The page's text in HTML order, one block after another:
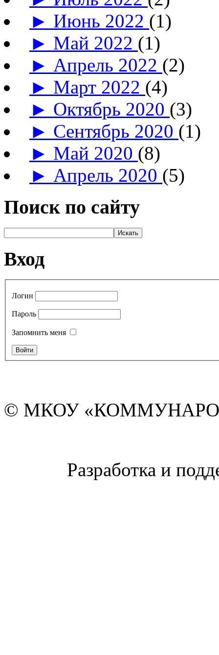
► Июнь 2022 (1)
► Май 2022 (1)
► Апрель 2022 (2)
► Март 2022 (4)
► Октябрь 2020 (3)
► Сентябрь 2020 (1)
► Май 2020 (8)
► Апрель 2020 (5)
Поиск по сайту
Вход
Логин
Пароль
Запомнить меня
© МКОУ
Разработка и